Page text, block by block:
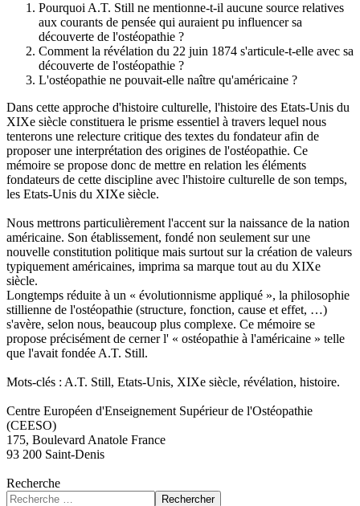
Pourquoi A.T. Still ne mentionne-t-il aucune source relatives
aux courants de pensée qui auraient pu influencer sa
découverte de l'ostéopathie ?
Comment la révélation du 22 juin 1874 s'articule-t-elle avec sa
découverte de l'ostéopathie ?
L'ostéopathie ne pouvait-elle naître qu'américaine ?
Dans cette approche d'histoire culturelle, l'histoire des Etats-Unis du
XIXe siècle constituera le prisme essentiel à travers lequel nous
tenterons une relecture critique des textes du fondateur afin de
proposer une interprétation des origines de l'ostéopathie. Ce
mémoire se propose donc de mettre en relation les éléments
fondateurs de cette discipline avec l'histoire culturelle de son temps,
les Etats-Unis du XIXe siècle.
Nous mettrons particulièrement l'accent sur la naissance de la nation
américaine. Son établissement, fondé non seulement sur une
nouvelle constitution politique mais surtout sur la création de valeurs
typiquement américaines, imprima sa marque tout au du XIXe
siècle.
Longtemps réduite à un « évolutionnisme appliqué », la philosophie
stillienne de l'ostéopathie (structure, fonction, cause et effet, …)
s'avère, selon nous, beaucoup plus complexe. Ce mémoire se
propose précisément de cerner l' « ostéopathie à l'américaine » telle
que l'avait fondée A.T. Still.
Mots-clés : A.T. Still, Etats-Unis, XIXe siècle, révélation, histoire.
Centre Européen d'Enseignement Supérieur de l'Ostéopathie
(CEESO)
175, Boulevard Anatole France
93 200 Saint-Denis
Recherche
Rechercher